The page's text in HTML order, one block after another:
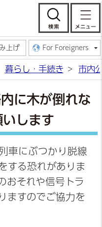
常陸大宮市公
検
上げ For Foreigners
暮らし・手続き 市内
に木が倒れな
します
車にぶつかり脱線
する恐れがありま
おそれや信号トラ
ますのでご協力を